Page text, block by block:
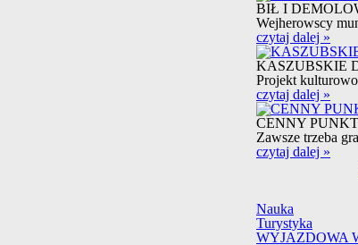
BIŁ I
Wejherowscy
czytaj dalej »
KASZUBSKIE
Projekt
czytaj dalej »
CENNY PUNKT
Zawsze trzeba
czytaj dalej »
Nauka
Turystyka
WYJAZDOWA